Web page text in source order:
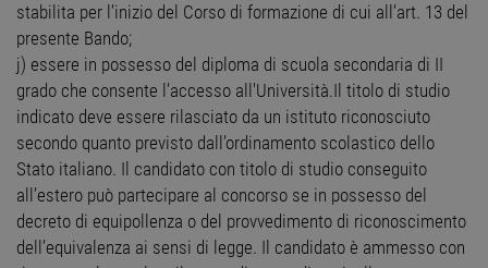
stabilita per l’inizio del Corso di formazione di cui all’art. 13 del
presente Bando;
j) essere in possesso del diploma di scuola secondaria di II
grado che consente l’accesso all'Università.Il titolo di studio
indicato deve essere rilasciato da un istituto riconosciuto
secondo quanto previsto dall’ordinamento scolastico dello
Stato italiano. Il candidato con titolo di studio conseguito
all’estero può partecipare al concorso se in possesso del
decreto di equipollenza o del provvedimento di riconoscimento
dell’equivalenza ai sensi di legge. Il candidato è ammesso con